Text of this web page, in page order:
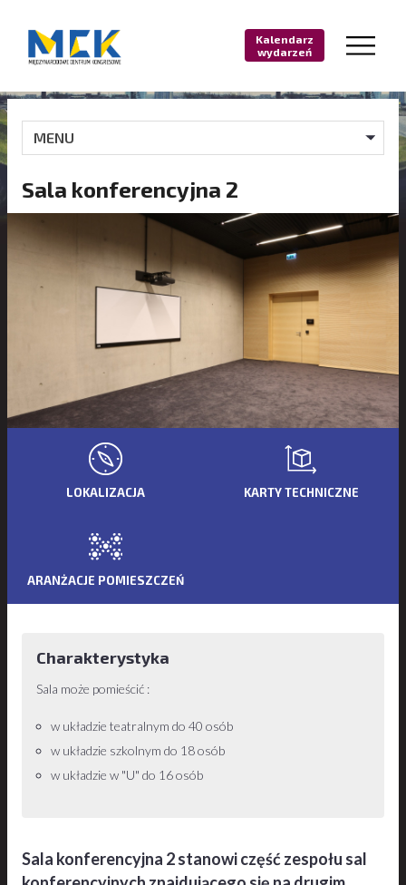
Kalendarz
wydarzeń
MENU
Sala konferencyjna 2
LOKALIZACJA KARTY TECHNICZNE
ARANŻACJE POMIESZCZEŃ
Charakterystyka
Sala może pomieścić :
w układzie teatralnym do 40 osób
w układzie szkolnym do 18 osób
w układzie w "U" do 16 osób
Sala konferencyjna 2 stanowi część zespołu sal